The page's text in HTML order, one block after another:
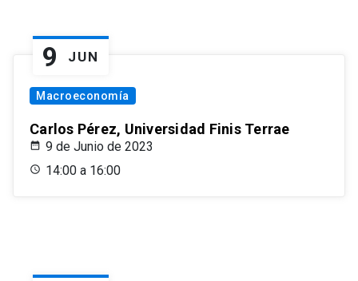
9 JUN
Macroeconomía
Carlos Pérez, Universidad Finis Terrae
9 de Junio de 2023
14:00 a 16:00